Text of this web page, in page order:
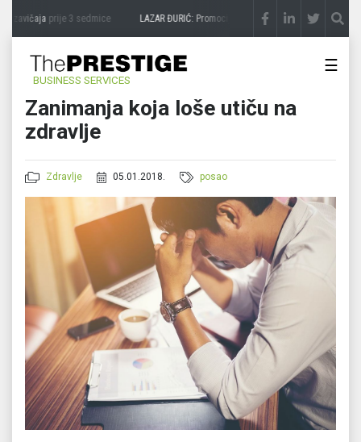
zavičajaprije 3 sedmice LAZAR ĐURIĆ: Promocija potencijal pretvara u destinaciju
BUSINESS SERVICES
☰
Zanimanja koja loše utiču na
zdravlje
Zdravlje 05.01.2018. posao